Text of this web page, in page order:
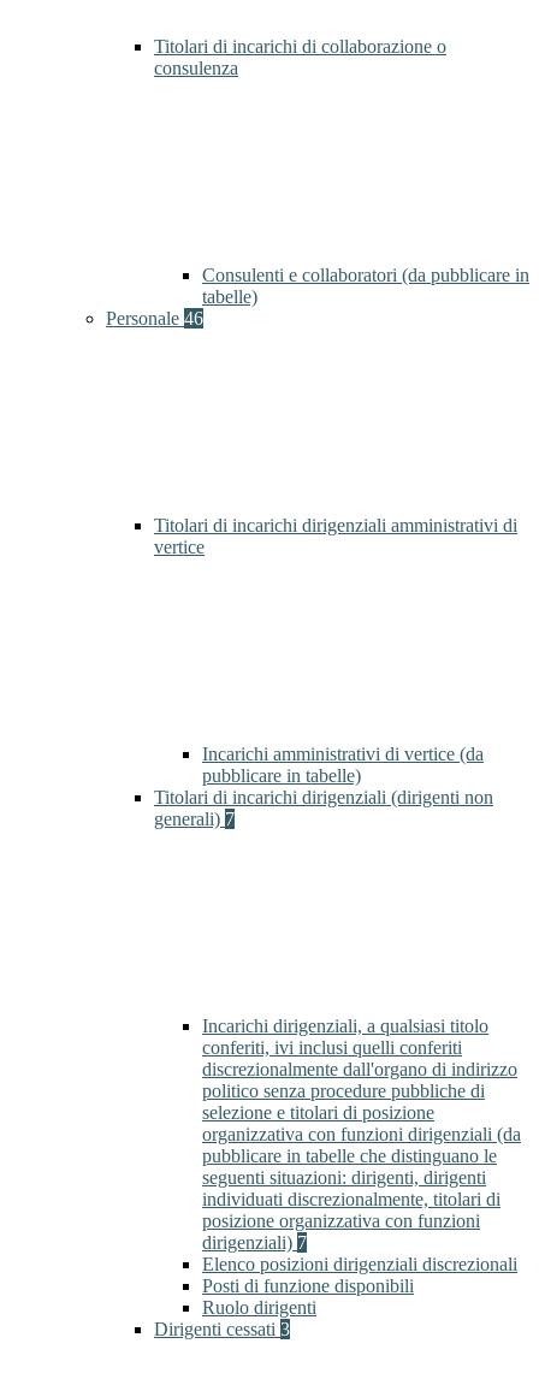
Titolari di incarichi di collaborazione o
consulenza
Consulenti e collaboratori (da pubblicare in
tabelle)
Personale 46
Titolari di incarichi dirigenziali amministrativi di
vertice
Incarichi amministrativi di vertice (da
pubblicare in tabelle)
Titolari di incarichi dirigenziali (dirigenti non
generali) 7
Incarichi dirigenziali, a qualsiasi titolo
conferiti, ivi inclusi quelli conferiti
discrezionalmente dall'organo di indirizzo
politico senza procedure pubbliche di
selezione e titolari di posizione
organizzativa con funzioni dirigenziali (da
pubblicare in tabelle che distinguano le
seguenti situazioni: dirigenti, dirigenti
individuati discrezionalmente, titolari di
posizione organizzativa con funzioni
dirigenziali) 7
Elenco posizioni dirigenziali discrezionali
Posti di funzione disponibili
Ruolo dirigenti
Dirigenti cessati 3